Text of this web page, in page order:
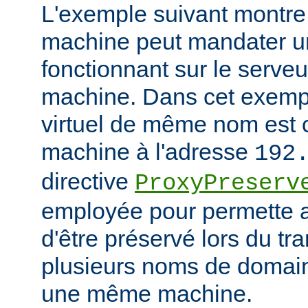
L'exemple suivant
machine peut mandater
fonctionnant sur le
machine. Dans cet
virtuel de même nom est
machine à l'adresse
directive
employée pour permette
d'être préservé lors du
plusieurs noms de
une même machine.